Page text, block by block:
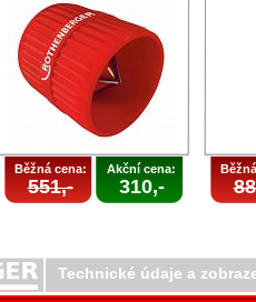
Běžná cena:
551,-
Akční cena:
310,-
Technické údaje a